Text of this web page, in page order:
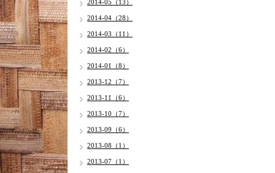
2014-05（13）
2014-04（28）
2014-03（11）
2014-02（6）
2014-01（8）
2013-12（7）
2013-11（6）
2013-10（7）
2013-09（6）
2013-08（1）
2013-07（1）